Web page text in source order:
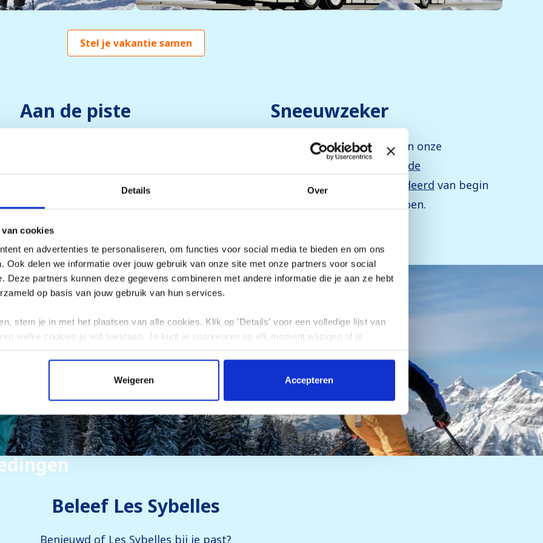
Details Over
cookies
en advertenties te personaliseren, om functies voor social media te bieden en om ons
Ook delen we informatie over jouw gebruik van onze site met onze partners voor social
Deze partners kunnen deze gegevens combineren met andere informatie die je aan ze hebt
op basis van jouw gebruik van hun services.
stem je in met het plaatsen van alle cookies. Klik op 'Details' voor een volledige lijst van
welke cookies je wilt toestaan. Je kunt je voorkeuren op elk moment wijzigen of je
Weigeren Accepteren
Stel je vakantie samen
Aan de piste
maximale uit je wintersportvakantie kunt
halen.
Sneeuwzeker
Dankzij de hoge ligging van onze
skigebieden zijn
uitstekende
sneeuwcondities gegarandeerd van begin
tot het einde van het seizoen.
Beleef Les Sybelles
Benieuwd of Les Sybelles bij je past?